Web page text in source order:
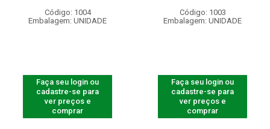
Código: 1004
Embalagem: UNIDADE
Faça seu login ou
cadastre-se para
ver preços e
comprar
Código: 1003
Embalagem: UNIDADE
Faça seu login ou
cadastre-se para
ver preços e
comprar